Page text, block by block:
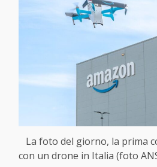
La foto del giorno, la prima
con un drone in Italia (foto